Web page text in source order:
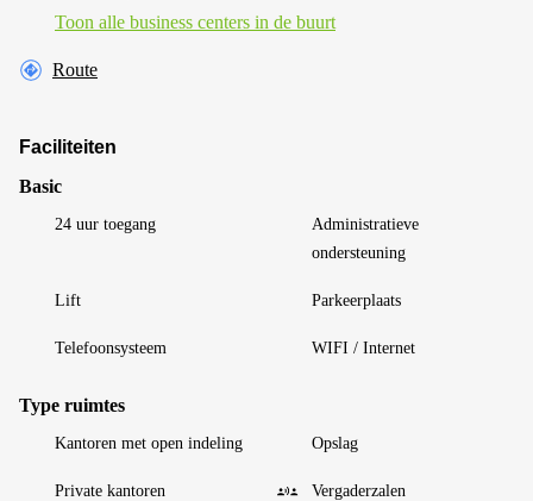
Toon alle business centers in de buurt
Route
Faciliteiten
Basic
24 uur toegang
Administratieve
ondersteuning
Lift Parkeerplaats
Telefoonsysteem WIFI / Internet
Type ruimtes
Kantoren met open indeling Opslag
Private kantoren Vergaderzalen